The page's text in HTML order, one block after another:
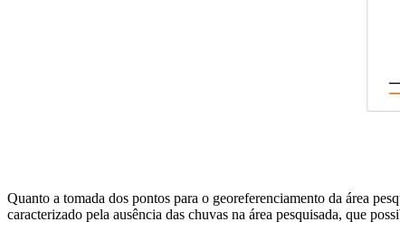
Quanto a tomada dos pontos para o georeferenciamento da área
caracterizado pela ausência das chuvas na área pesquisada, que